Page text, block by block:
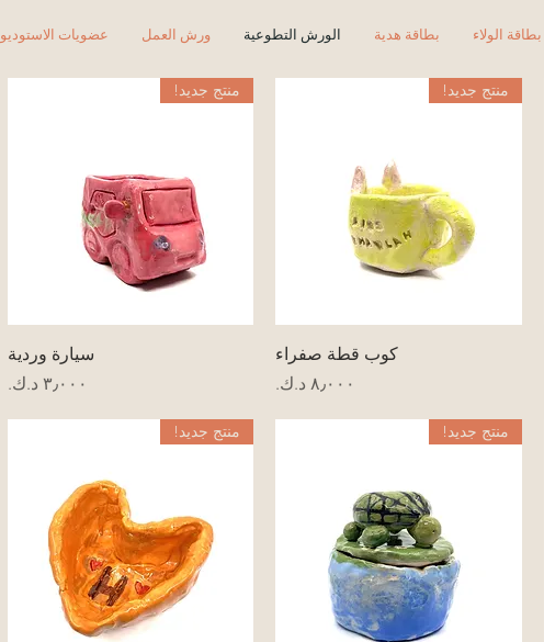
عضويات الاستوديو ورش العمل الورش التطوعية بطاقة هدية بطاقة الولاء
العرض السريع
منتج جديد!
كوب قطة صفراء
السعر
العرض السريع
منتج جديد!
سيارة وردية
السعر
منتج جديد! منتج جديد!